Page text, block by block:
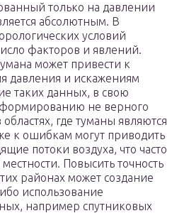
только на давлении
абсолютным. В
условий
факторов и явлений.
может привести к
давления и искажениям
таких данных, в свою
не верного
где туманы являются
к ошибкам могут приводить
потоки воздуха, что часто
Повысить точность
районах может создание
использование
например спутниковых